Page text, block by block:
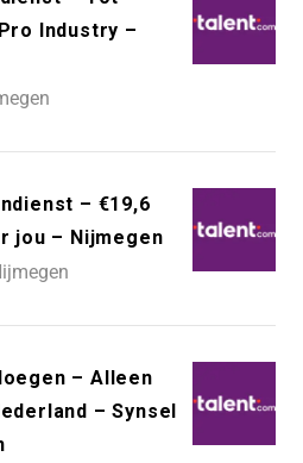
Industry –
– €19,6
jou – Nijmegen
– Alleen
– Synsel